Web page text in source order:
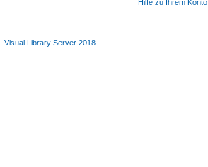
Hilfe zu Ihrem Konto
Visual Library Server 2018